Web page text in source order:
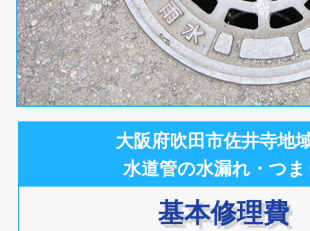
大阪府吹田市佐井寺地
水道管の水漏れ・つ
基本修理費